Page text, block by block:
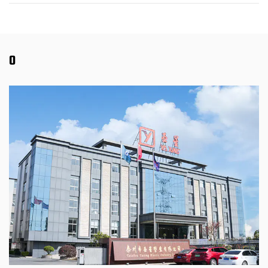
Ak chcete zachovať integritu aramidových nití,
skladujte ich mimo dosahu UV žiarenia v tmavých
obaloch, aby sa zabránilo žltnutiu a potenciálnej
strate pevnosti.
Kontaktujte nás
O